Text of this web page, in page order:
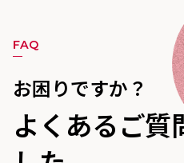
FAQ
お困りですか？
よくあるご質